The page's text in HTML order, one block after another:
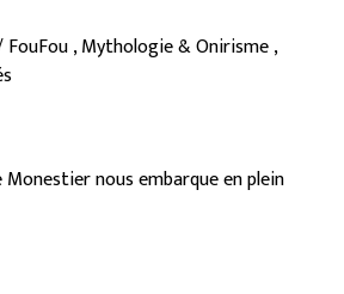
, Mythologie & Onirisme ,
Monestier nous embarque en plein